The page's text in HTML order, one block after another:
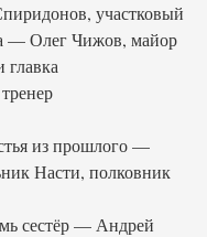
участковый
— Олег Чижов, майор
из прошлого —
Насти, полковник
сестёр — Андрей